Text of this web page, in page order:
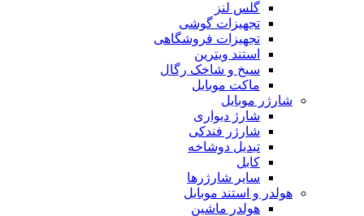
گلس لنز
تجهیزات گوشی
تجهیزات فروشگاهی
استند ویترین
سیخ و شاخک رگال
ماکت موبایل
شارژر موبایل
شارژ دیواری
شارژر فندکی
تبدیل دوشاخه
کابل
سایر شارژرها
هولدر و استند موبایل
هولدر ماشین